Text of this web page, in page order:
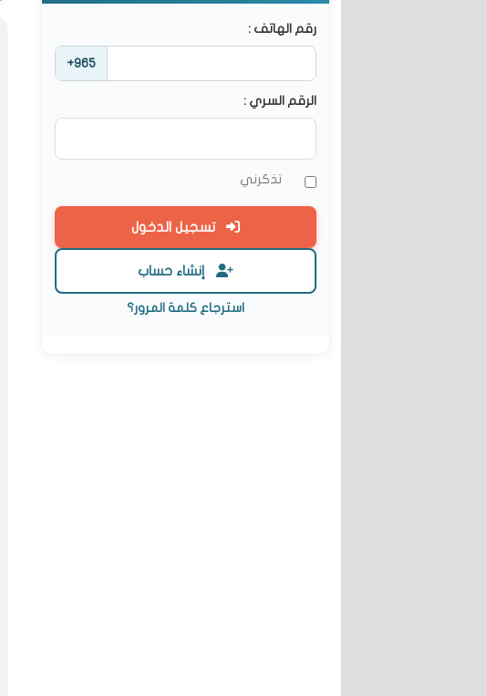
رقم الهاتف :
+965
الرقم السري :
تذكرني
تسجيل الدخول
إنشاء حساب
استرجاع كلمة المرور؟